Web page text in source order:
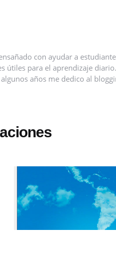
con ayudar a
útiles para el aprendizaje
años me dedico al